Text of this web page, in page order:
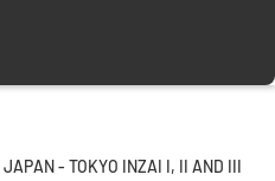
JAPAN - TOKYO INZAI I, II AND III